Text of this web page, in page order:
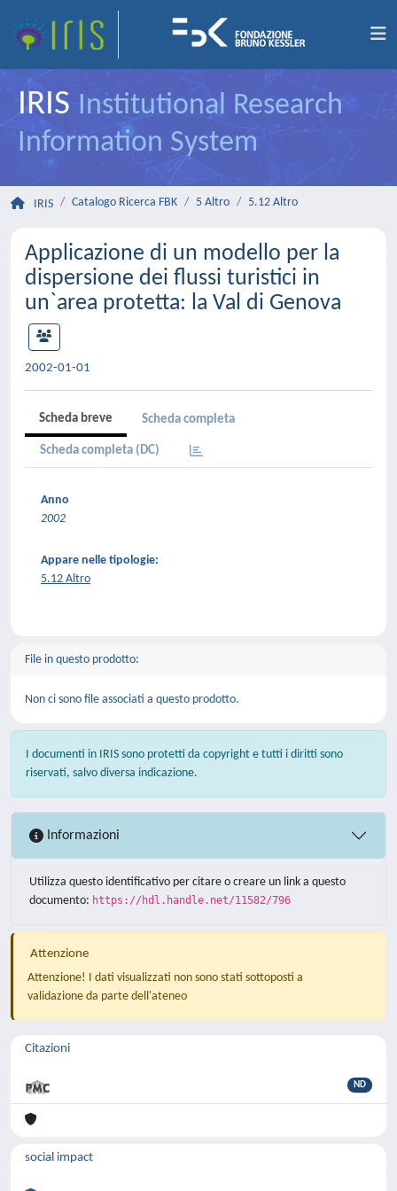
IRIS Institutional Research
Information System
IRIS Catalogo Ricerca FBK 5 Altro 5.12 Altro
Applicazione di un modello per la
dispersione dei flussi turistici in
un`area protetta: la Val di Genova
2002-01-01
Scheda breve Scheda completa
Scheda completa (DC)
Anno
2002
Appare nelle tipologie:
5.12 Altro
File in questo prodotto:
Non ci sono file associati a questo prodotto.
I documenti in IRIS sono protetti da copyright e tutti i diritti sono
riservati, salvo diversa indicazione.
Informazioni
Utilizza questo identificativo per citare o creare un link a questo
documento: https://hdl.handle.net/11582/796
Attenzione
Attenzione! I dati visualizzati non sono stati sottoposti a
validazione da parte dell'ateneo
Citazioni
ND
social impact